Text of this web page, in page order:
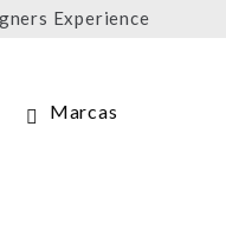
Experience
Marcas